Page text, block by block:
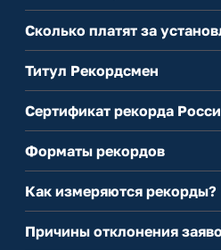
Сколько платят за
Титул Рекордсмен
Сертификат рекорда
Форматы рекордов
Как измеряются рекорды?
Причины отклонения